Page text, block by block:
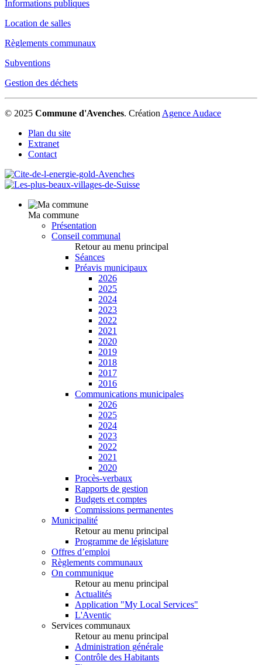
Informations publiques
Location de salles
Règlements communaux
Subventions
Gestion des déchets
© 2025 Commune d'Avenches. Création Agence Audace
Plan du site
Extranet
Contact
Ma commune
Présentation
Conseil communal
Retour au menu principal
Séances
Préavis municipaux
2026
2025
2024
2023
2022
2021
2020
2019
2018
2017
2016
Communications municipales
2026
2025
2024
2023
2022
2021
2020
Procès-verbaux
Rapports de gestion
Budgets et comptes
Commissions permanentes
Municipalité
Retour au menu principal
Programme de législature
Offres d’emploi
Règlements communaux
On communique
Retour au menu principal
Actualités
Application "My Local Services"
L'Aventic
Services communaux
Retour au menu principal
Administration générale
Contrôle des Habitants